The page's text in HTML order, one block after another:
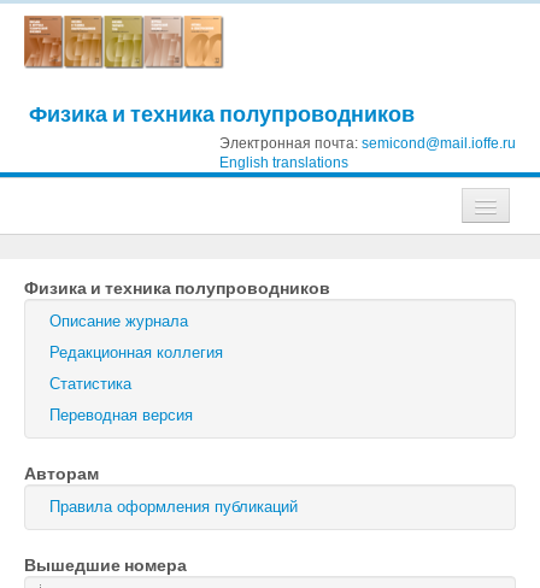
Физика и техника полупроводников
Электронная почта: semicond@mail.ioffe.ru
English translations
Журнал технической физики
Письма в Журнал технической физики
Физика твердого тела
Физика и техника полупроводников
Оптика и спектроскопия
Поиск
Войти
Физика и техника полупроводников
Описание журнала
Редакционная коллегия
Статистика
Переводная версия
Авторам
Правила оформления публикаций
Вышедшие номера